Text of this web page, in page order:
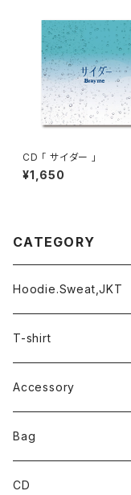
CD 「 サイダー 」
¥1,650
CATEGORY
Hoodie.Sweat,JKT
T-shirt
Accessory
Bag
CD